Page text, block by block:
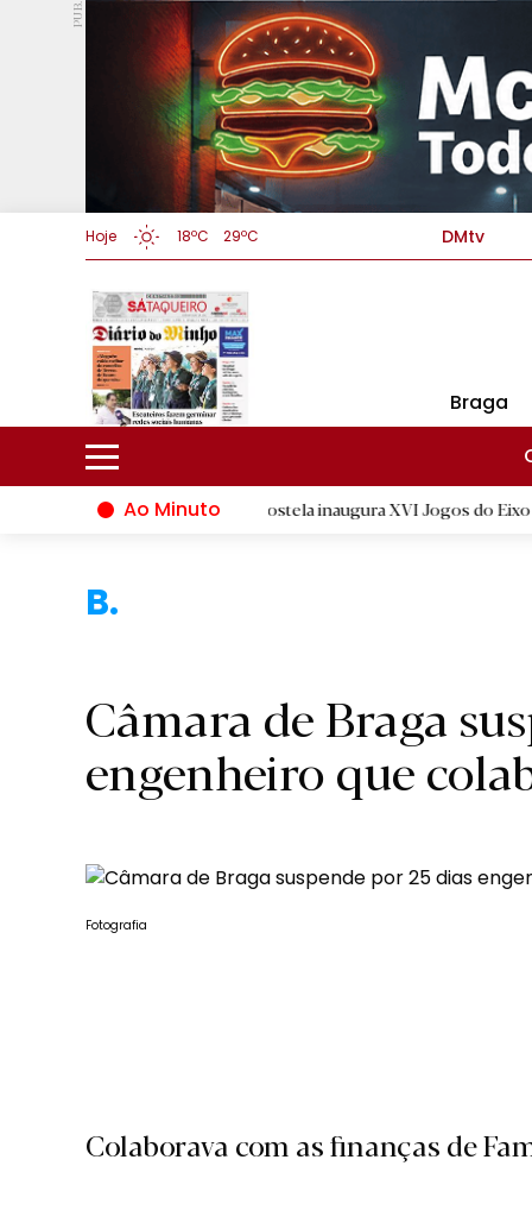
PUB.
Hoje 18ºC 29ºC DMtv
Braga
Ao Minuto
Santiago de Compostela inaugura XVI Jogos do Eixo Atlântico
Bra
Câmara de Braga
engenheiro que
Fotografia
Colaborava com as finanças de